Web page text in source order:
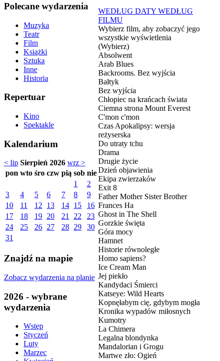
Polecane wydarzenia
Muzyka
Teatr
Film
Książki
Sztuka
Inne
Historia
Repertuar
Kino
Spektakle
Kalendarium
< lip Sierpień 2026 wrz >
pon wto śro czw pią sob nie
1
2
3
4 5 6 7 8
9
10
11 12 13 14 15
16
17
18 19 20 21 22
23
24
25 26 27 28 29
30
31
Znajdź na mapie
Zobacz wydarzenia na planie
2026 - wybrane
wydarzenia
Wstęp
Styczeń
Luty
Marzec
WEDŁUG DATY WEDŁUG
FILMU
Wybierz film, aby zobaczyć jego
wszystkie wyświetlenia
(Wybierz)
Absolwent
Arab Blues
Backrooms. Bez wyjścia
Bałtyk
Bez wyjścia
Chłopiec na krańcach świata
Ciemna strona Mount Everest
C'mon c'mon
Czas Apokalipsy: wersja
reżyserska
Do utraty tchu
Drama
Drugie życie
Dzień objawienia
Ekipa zwierzaków
Exit 8
Father Mother Sister Brother
Frances Ha
Ghost in The Shell
Gorzkie święta
Góra mocy
Hamnet
Historie równoległe
Homo sapiens?
Ice Cream Man
Jej piekło
Kandydaci Śmierci
Katseye: Wild Hearts
Kopnęłabym cię, gdybym mogła
Kronika wypadów miłosnych
Kumotry
La Chimera
Legalna blondynka
Mandalorian i Grogu
Martwe zło: Ogień